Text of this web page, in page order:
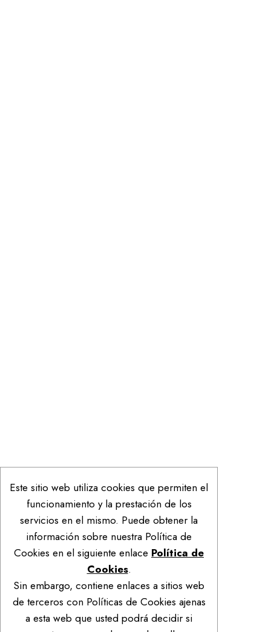
Este sitio web utiliza cookies que permiten el
funcionamiento y la prestación de los
servicios en el mismo. Puede obtener la
información sobre nuestra Política de
Cookies en el siguiente enlace Política de
Cookies.
Sin embargo, contiene enlaces a sitios web
de terceros con Políticas de Cookies ajenas
a esta web que usted podrá decidir si